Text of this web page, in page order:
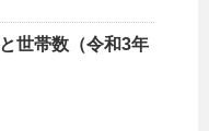
と世帯数（令和3年